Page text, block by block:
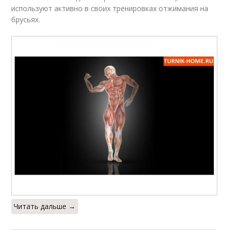
используют активно в своих тренировках отжимания на
брусьях.
Читать дальше →